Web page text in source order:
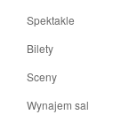
Spektakle
Bilety
Sceny
Wynajem sal